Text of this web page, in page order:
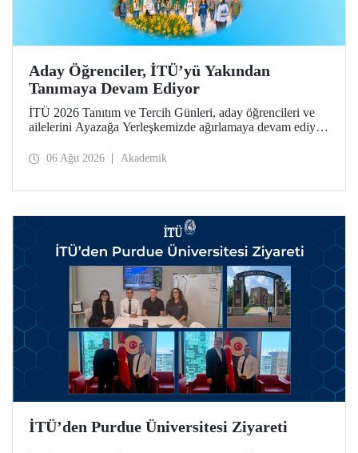
Aday Öğrenciler, İTÜ’yü Yakından
Tanımaya Devam Ediyor
İTÜ 2026 Tanıtım ve Tercih Günleri, aday öğrencileri ve
ailelerini Ayazağa Yerleşkemizde ağırlamaya devam ediyor.
ilgili fakülte ve birimler adaylara bilgi vermeye devam
06 Ağu 2026 Akademik
İTÜ’den Purdue Üniversitesi Ziyareti